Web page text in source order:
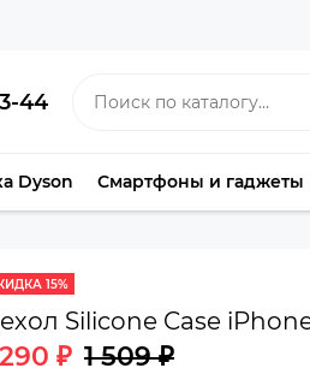
44
Dyson Смартфоны и гаджеты
15%
Silicone Case
₽ 1 509 ₽